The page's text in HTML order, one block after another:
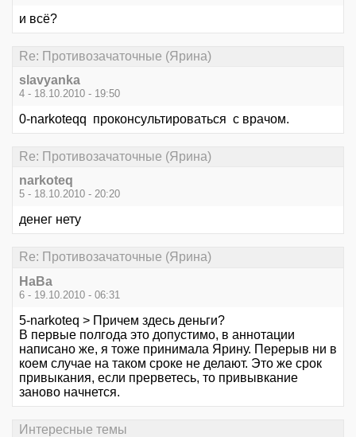
и всё?
Re: Противозачаточные (Ярина)
slavyanka
4 - 18.10.2010 - 19:50
0-narkoteqq проконсультироваться с врачом.
Re: Противозачаточные (Ярина)
narkoteq
5 - 18.10.2010 - 20:20
денег нету
Re: Противозачаточные (Ярина)
НаВа
6 - 19.10.2010 - 06:31
5-narkoteq > Причем здесь деньги?
В первые полгода это допустимо, в аннотации
написано же, я тоже принимала Ярину. Перерыв ни в
коем случае на таком сроке не делают. Это же срок
привыкания, если прерветесь, то привывкание
заново начнется.
Интересные темы